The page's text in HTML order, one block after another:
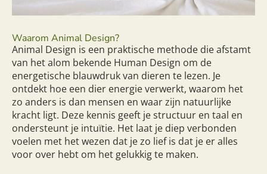
Waarom Animal Design?
Animal Design is een praktische methode die afstamt
van het alom bekende Human Design om de
energetische blauwdruk van dieren te lezen. Je
ontdekt hoe een dier energie verwerkt, waarom het
zo anders is dan mensen en waar zijn natuurlijke
kracht ligt. Deze kennis geeft je structuur en taal en
ondersteunt je intuïtie. Het laat je diep verbonden
voelen met het wezen dat je zo lief is dat je er alles
voor over hebt om het gelukkig te maken.